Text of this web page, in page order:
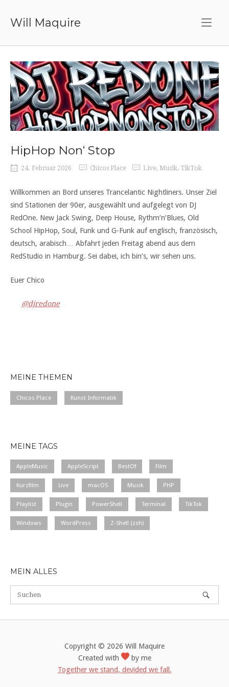
contentWill Maquire
HipHop Non‘ Stop
24. Februar 2026 Chicos Place Live, Musik, TikTok
Willkommen an Bord unseres Trancelantic Nightliners. Unser Ziel
sind Stationen der 90er, ausgewählt und aufgelegt von DJ
RedOne. New Jack Swing, Deep House, Rythm’n’Blues, Old
School HipHop, Soul, Funk und G-Funk auf englisch, französisch,
deutsch, arabisch… Abfahrt jeden Freitag abend aus dem
RedStudio in Hamburg. Sei dabei, ich bin’s, wir sehen uns.
Euer Chico
@djredone
MEINE THEMEN
Chicos Place Kunst Informatik
MEINE TAGS
AppleMusic AppleScript BestOf Film
Kurzfilm Live macOS Musik PHP
Playlist Plugin PowerShell Terminal TikTok
Windows WordPress Z-Shell (zsh)
MEIN ALLES
Copyright © 2026 Will Maquire
Created with
by me
Together we stand, devided we fall.